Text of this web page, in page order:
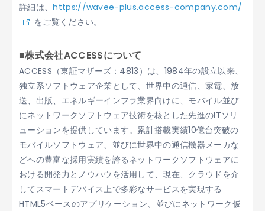
詳細は、https://wavee-plus.access-company.com/
をご覧ください。
■株式会社ACCESSについて
ACCESS（東証マザーズ：4813）は、1984年の設立以来、
独立系ソフトウェア企業として、世界中の通信、家電、放
送、出版、エネルギーインフラ業界向けに、モバイル並び
にネットワークソフトウェア技術を核とした先進のITソリ
ューションを提供しています。累計搭載実績10億台突破の
モバイルソフトウェア、並びに世界中の通信機器メーカな
どへの豊富な採用実績を誇るネットワークソフトウェアに
おける開発力とノウハウを活用して、現在、クラウドを介
してスマートデバイス上で多彩なサービスを実現する
HTML5ベースのアプリケーション、並びにネットワーク仮